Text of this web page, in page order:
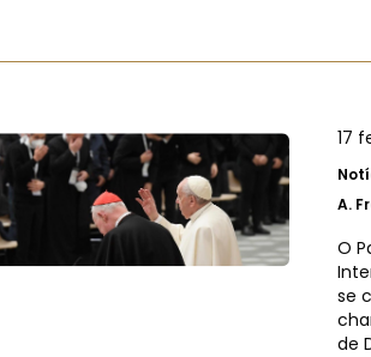
17
A.
O
se
de